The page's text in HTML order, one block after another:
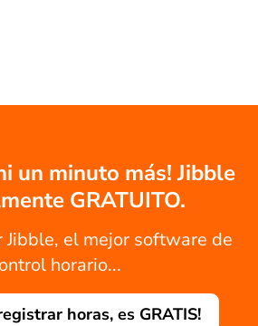
un minuto más! Jibble
GRATUITO.
Jibble, el mejor software de
horario...
horas, es GRATIS!